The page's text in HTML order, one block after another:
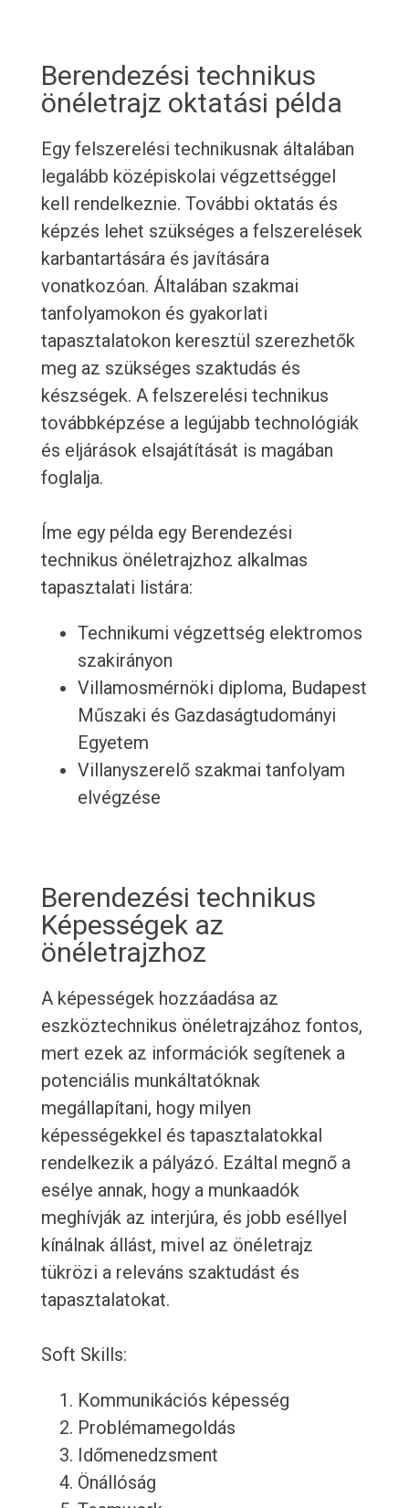
Berendezési technikus
önéletrajz oktatási példa
Egy felszerelési technikusnak általában
legalább középiskolai végzettséggel
kell rendelkeznie. További oktatás és
képzés lehet szükséges a felszerelések
karbantartására és javítására
vonatkozóan. Általában szakmai
tanfolyamokon és gyakorlati
tapasztalatokon keresztül szerezhetők
meg az szükséges szaktudás és
készségek. A felszerelési technikus
továbbképzése a legújabb technológiák
és eljárások elsajátítását is magában
foglalja.
Íme egy példa egy Berendezési
technikus önéletrajzhoz alkalmas
tapasztalati listára:
Technikumi végzettség elektromos
szakirányon
Villamosmérnöki diploma, Budapest
Műszaki és Gazdaságtudományi
Egyetem
Villanyszerelő szakmai tanfolyam
elvégzése
Berendezési technikus
Képességek az
önéletrajzhoz
A képességek hozzáadása az
eszköztechnikus önéletrajzához fontos,
mert ezek az információk segítenek a
potenciális munkáltatóknak
megállapítani, hogy milyen
képességekkel és tapasztalatokkal
rendelkezik a pályázó. Ezáltal megnő a
esélye annak, hogy a munkaadók
meghívják az interjúra, és jobb eséllyel
kínálnak állást, mivel az önéletrajz
tükrözi a releváns szaktudást és
tapasztalatokat.
Soft Skills:
Kommunikációs képesség
Problémamegoldás
Időmenedzsment
Önállóság